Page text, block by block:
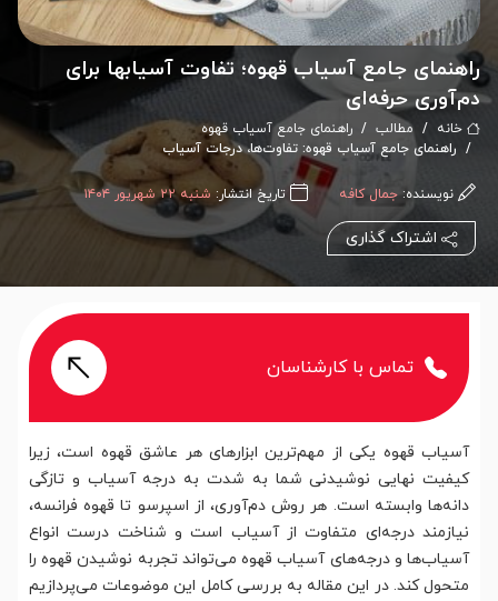
راهنمای جامع آسیاب قهوه؛ تفاوت‌ آسیابها برای
دم‌آوری حرفه‌ای
خانه مطالب
راهنمای جامع آسیاب قهوه
راهنمای جامع آسیاب قهوه: تفاوت‌ها، درجات آسیاب
نویسنده: جمال کافه تاریخ انتشار: شنبه ۲۲ شهریور ۱۴۰۴
اشتراک گذاری
تماس با کارشناسان
آسیاب قهوه یکی از مهم‌ترین ابزارهای هر عاشق قهوه است، زیرا
کیفیت نهایی نوشیدنی شما به شدت به درجه آسیاب و تازگی
دانه‌ها وابسته است. هر روش دم‌آوری، از اسپرسو تا قهوه فرانسه،
نیازمند درجه‌ای متفاوت از آسیاب است و شناخت درست انواع
آسیاب‌ها و درجه‌های آسیاب قهوه می‌تواند تجربه نوشیدن قهوه را
متحول کند. در این مقاله به بررسی کامل این موضوعات می‌پردازیم